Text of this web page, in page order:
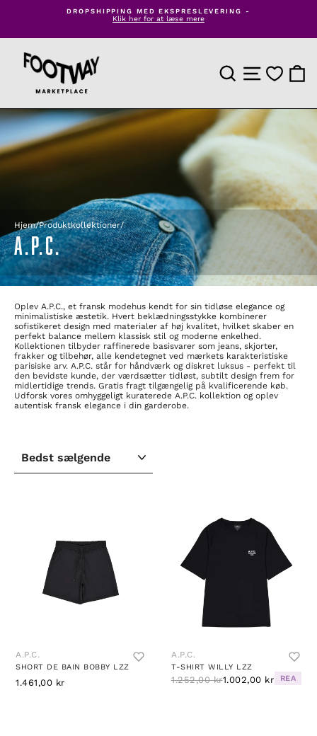
Pause
diasshow
DROPSHIPPING MED EKSPRESLEVERING -
Klik her for at læse mere
PRODUKTSØGNING
Hjem/Produktkollektioner/
A.P.C.
Oplev A.P.C., et fransk modehus kendt for sin tidløse elegance og
minimalistiske æstetik. Hvert beklædningsstykke kombinerer
sofistikeret design med materialer af høj kvalitet, hvilket skaber en
perfekt balance mellem klassisk stil og moderne enkelhed.
Kollektionen tilbyder raffinerede basisvarer som jeans, skjorter,
frakker og tilbehør, alle kendetegnet ved mærkets karakteristiske
parisiske arv. A.P.C. står for håndværk og diskret luksus - perfekt til
den bevidste kunde, der værdsætter tidløst, subtilt design frem for
midlertidige trends. Gratis fragt tilgængelig på kvalificerende køb.
Udforsk vores omhyggeligt kuraterede A.P.C. kollektion og oplev
autentisk fransk elegance i din garderobe.
A.P.C.
SHORT DE BAIN BOBBY LZZ
1.461,00 kr
A.P.C.
T-SHIRT WILLY LZZ
1.252,00 kr1.002,00 kr REA